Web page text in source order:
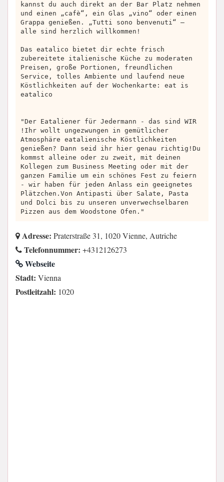
kannst du auch direkt an der Bar Platz nehmen
und einen „cafè“, ein Glas „vino“ oder einen
Grappa genießen. „Tutti sono benvenuti“ –
alle sind herzlich willkommen!
Das eatalico bietet dir echte frisch
zubereitete italienische Küche zu moderaten
Preisen, große Portionen, freundlichen
Service, tolles Ambiente und laufend neue
Köstlichkeiten auf der Wochenkarte: eat is
eatalico
"Der Eataliener für Jedermann - das sind WIR
!​Ihr wollt ungezwungen in gemütlicher
Atmosphäre eatalienische Köstlichkeiten
genießen? Dann seid ihr hier genau richtig!Du
kommst alleine oder zu zweit, mit deinen
Kollegen zum Business Meeting oder mit der
ganzen Familie um ein schönes Fest zu feiern
- wir haben für jeden Anlass ein geeignetes
Plätzchen.​Von Antipasti über Salate, Pasta
und Dolci bis zu unseren unverwechselbaren
Pizzen aus dem Woodstone Ofen."
Adresse: Praterstraße 31, 1020 Vienne, Autriche
Telefonnummer: +4312126273
Webseite
Stadt: Vienna
Postleitzahl: 1020